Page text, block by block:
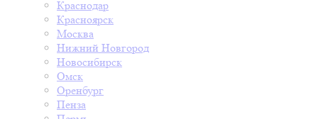
Краснодар
Красноярск
Москва
Нижний Новгород
Новосибирск
Омск
Оренбург
Пенза